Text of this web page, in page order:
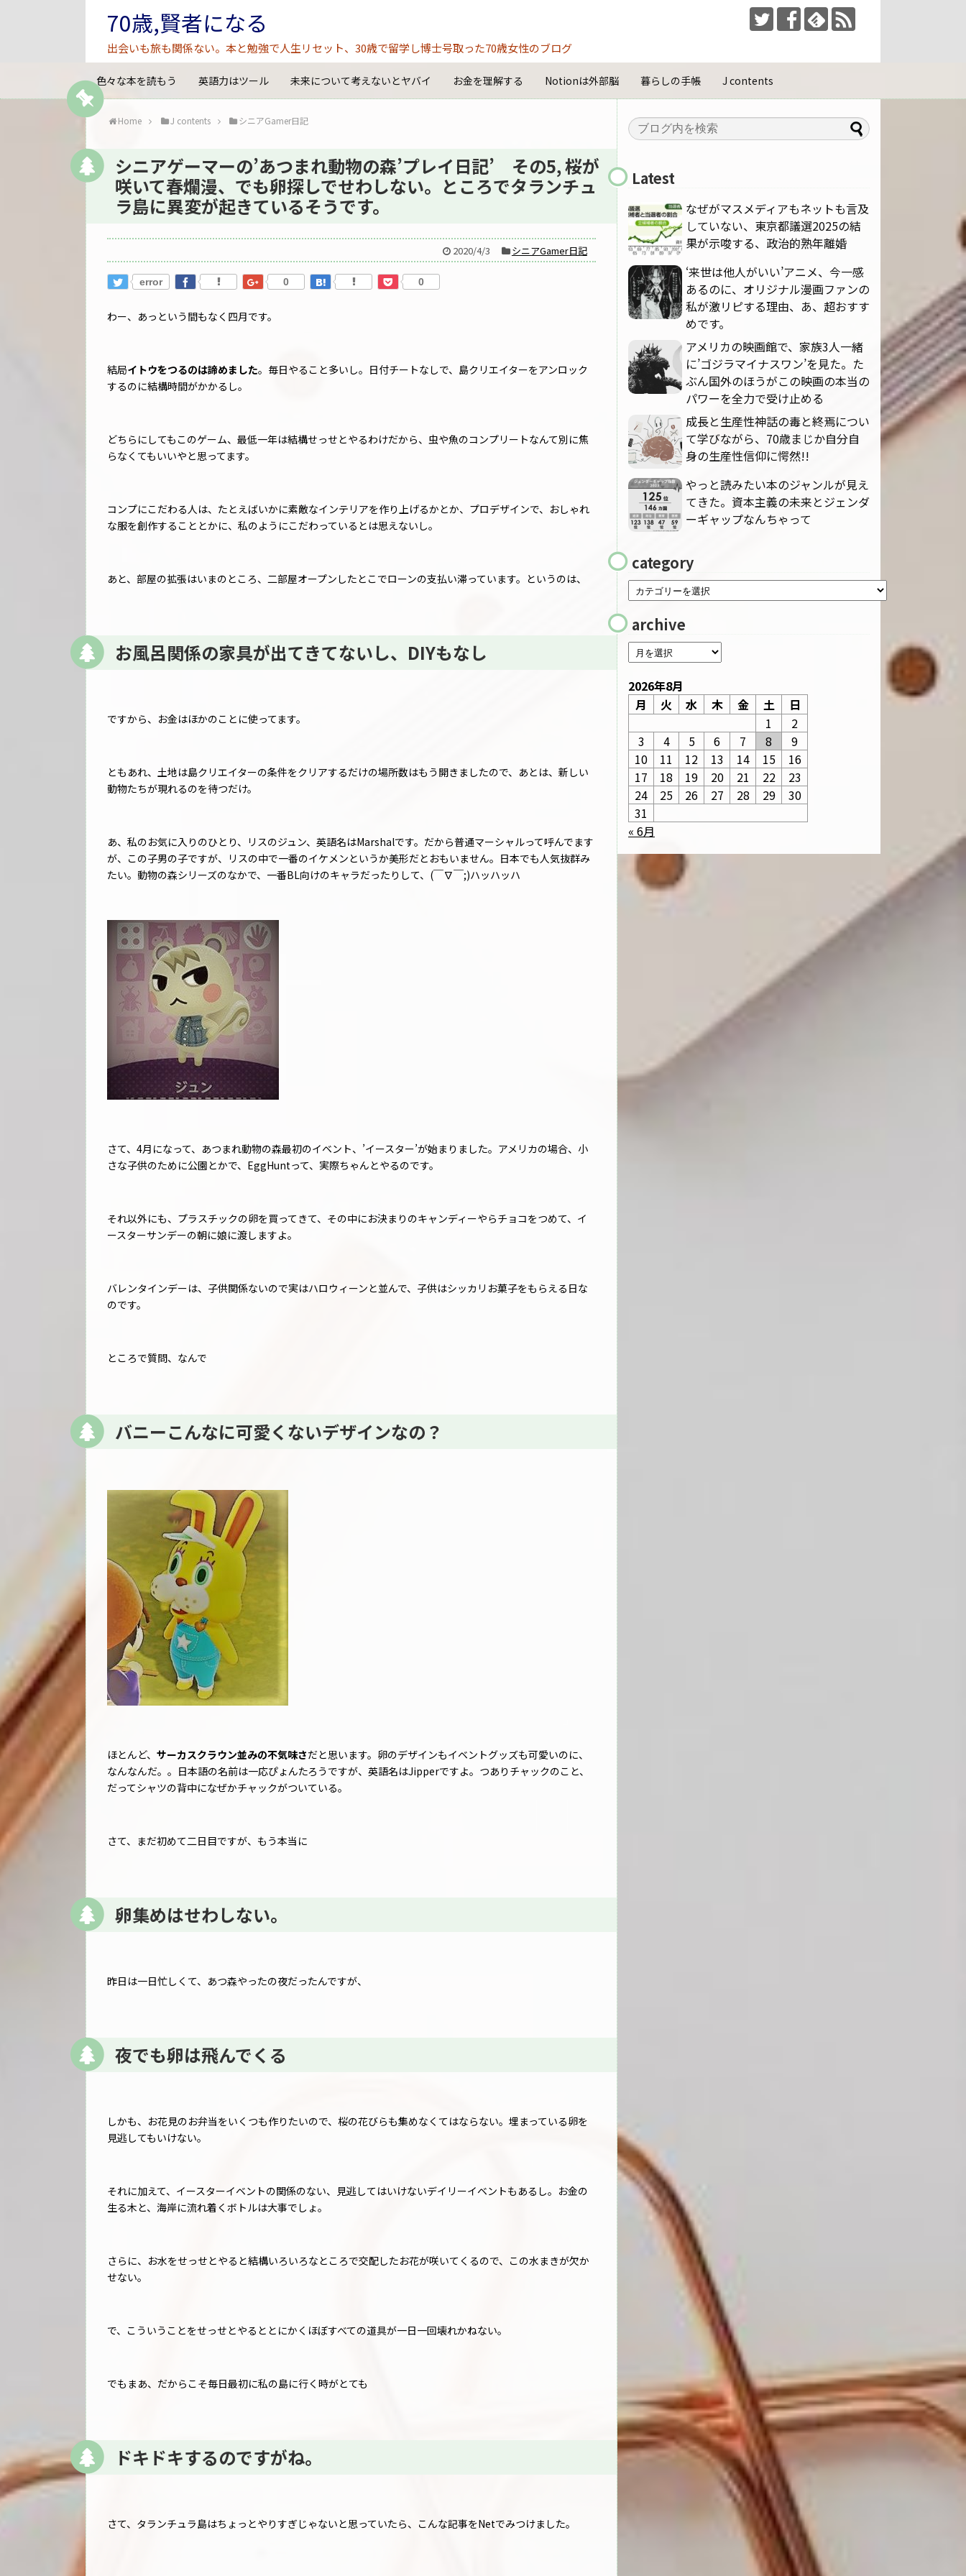
70歳,賢者になる
出会いも旅も関係ない。本と勉強で人生リセット、30歳で留学し博士号取った70歳女性のブログ
色々な本を読もう 英語力はツール 未来について考えないとヤバイ お金を理解する Notionは外部脳 暮らしの手帳 J contents
Home J contents シニアGamer日記
シニアゲーマーの’あつまれ動物の森’プレイ日記’ その5, 桜が
咲いて春爛漫、でも卵探しでせわしない。ところでタランチュ
ラ島に異変が起きているそうです。
2020/4/3 シニアGamer日記
error 0 0
わー、あっという間もなく四月です。
結局イトウをつるのは諦めました。毎日やること多いし。日付チートなしで、島クリエイターをアンロック
するのに結構時間がかかるし。
どちらにしてもこのゲーム、最低一年は結構せっせとやるわけだから、虫や魚のコンプリートなんて別に焦
らなくてもいいやと思ってます。
コンプにこだわる人は、たとえばいかに素敵なインテリアを作り上げるかとか、プロデザインで、おしゃれ
な服を創作することとかに、私のようにこだわっているとは思えないし。
あと、部屋の拡張はいまのところ、二部屋オープンしたとこでローンの支払い滞っています。というのは、
お風呂関係の家具が出てきてないし、DIYもなし
ですから、お金はほかのことに使ってます。
ともあれ、土地は島クリエイターの条件をクリアするだけの場所数はもう開きましたので、あとは、新しい
動物たちが現れるのを待つだけ。
あ、私のお気に入りのひとり、リスのジュン、英語名はMarshalです。だから普通マーシャルって呼んでます
が、この子男の子ですが、リスの中で一番のイケメンというか美形だとおもいません。日本でも人気抜群み
たい。動物の森シリーズのなかで、一番BL向けのキャラだったりして、(￣∇￣;)ハッハッハ
さて、4月になって、あつまれ動物の森最初のイベント、’イースター’が始まりました。アメリカの場合、小
さな子供のために公園とかで、EggHuntって、実際ちゃんとやるのです。
それ以外にも、プラスチックの卵を買ってきて、その中にお決まりのキャンディーやらチョコをつめて、イ
ースターサンデーの朝に娘に渡しますよ。
バレンタインデーは、子供関係ないので実はハロウィーンと並んで、子供はシッカリお菓子をもらえる日な
のです。
ところで質問、なんで
バニーこんなに可愛くないデザインなの？
ほとんど、 サーカスクラウン並みの不気味さだと思います。卵のデザインもイベントグッズも可愛いのに、
なんなんだ。。日本語の名前は一応ぴょんたろうですが、英語名はJipperですよ。つありチャックのこと、
だってシャツの背中になぜかチャックがついている。
さて、まだ初めて二日目ですが、もう本当に
卵集めはせわしない。
昨日は一日忙しくて、あつ森やったの夜だったんですが、
夜でも卵は飛んでくる
しかも、お花見のお弁当をいくつも作りたいので、桜の花びらも集めなくてはならない。埋まっている卵を
見逃してもいけない。
それに加えて、イースターイベントの関係のない、見逃してはいけないデイリーイベントもあるし。お金の
生る木と、海岸に流れ着くボトルは大事でしょ。
さらに、お水をせっせとやると結構いろいろなところで交配したお花が咲いてくるので、この水まきが欠か
せない。
で、こういうことをせっせとやるととにかくほぼすべての道具が一日一回壊れかねない。
でもまあ、だからこそ毎日最初に私の島に行く時がとても
ドキドキするのですがね。
さて、タランチュラ島はちょっとやりすぎじゃないと思っていたら、こんな記事をNetでみつけました。
Latest
なぜがマスメディアもネットも言及
していない、東京都議選2025の結
果が示唆する、政治的熟年離婚
‘来世は他人がいい’アニメ、今一感
あるのに、オリジナル漫画ファンの
私が激リピする理由、あ、超おすす
めです。
アメリカの映画館で、家族3人一緒
に’ゴジラマイナスワン’を見た。た
ぶん国外のほうがこの映画の本当の
パワーを全力で受け止める
成長と生産性神話の毒と終焉につい
て学びながら、70歳まじか自分自
身の生産性信仰に愕然!!
やっと読みたい本のジャンルが見え
てきた。資本主義の未来とジェンダ
ーギャップなんちゃって
category
archive
2026年8月
月
火 水 木 金 土
日
1
2
3
4 5 6 7 8
9
10
11 12 13 14 15
16
17
18 19 20 21 22
23
24
25 26 27 28 29
30
31
« 6月